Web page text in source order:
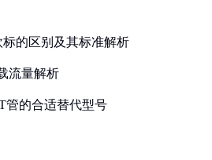
的区别及其标准解析
流量解析
管的合适替代型号